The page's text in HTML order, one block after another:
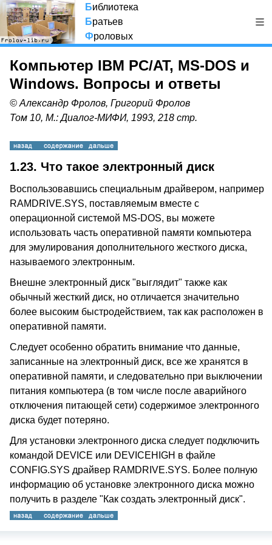
Библиотека
Братьев
Фроловых
Компьютер IBM PC/AT, MS-DOS и
Windows. Вопросы и ответы
© Александр Фролов, Григорий Фролов
Том 10, М.: Диалог-МИФИ, 1993, 218 стр.
1.23. Что такое электронный диск
Воспользовавшись специальным драйвером, например
RAMDRIVE.SYS, поставляемым вместе с
операционной системой MS-DOS, вы можете
использовать часть оперативной памяти компьютера
для эмулирования дополнительного жесткого диска,
называемого электронным.
Внешне электронный диск "выглядит" также как
обычный жесткий диск, но отличается значительно
более высоким быстродействием, так как расположен в
оперативной памяти.
Следует особенно обратить внимание что данные,
записанные на электронный диск, все же хранятся в
оперативной памяти, и следовательно при выключении
питания компьютера (в том числе после аварийного
отключения питающей сети) содержимое электронного
диска будет потеряно.
Для установки электронного диска следует подключить
командой DEVICE или DEVICEHIGH в файле
CONFIG.SYS драйвер RAMDRIVE.SYS. Более полную
информацию об установке электронного диска можно
получить в разделе "Как создать электронный диск".